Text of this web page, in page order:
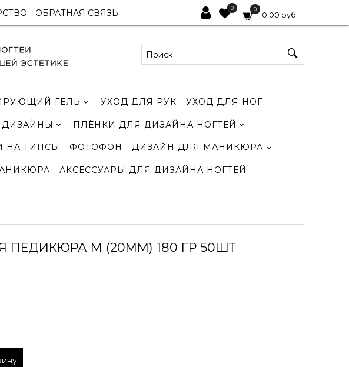
ОБРАТНАЯ СВЯЗЬ 0 0
0,00 руб
ГЕЛЬ УХОД ДЛЯ РУК УХОД ДЛЯ НОГ
ДИЗАЙНЫ ПЛЁНКИ ДЛЯ ДИЗАЙНА НОГТЕЙ
НА ТИПСЫ ФОТОФОН ДИЗАЙН ДЛЯ МАНИКЮРА
АКСЕССУАРЫ ДЛЯ ДИЗАЙНА НОГТЕЙ
M (20ММ) 180 ГР 50ШТ